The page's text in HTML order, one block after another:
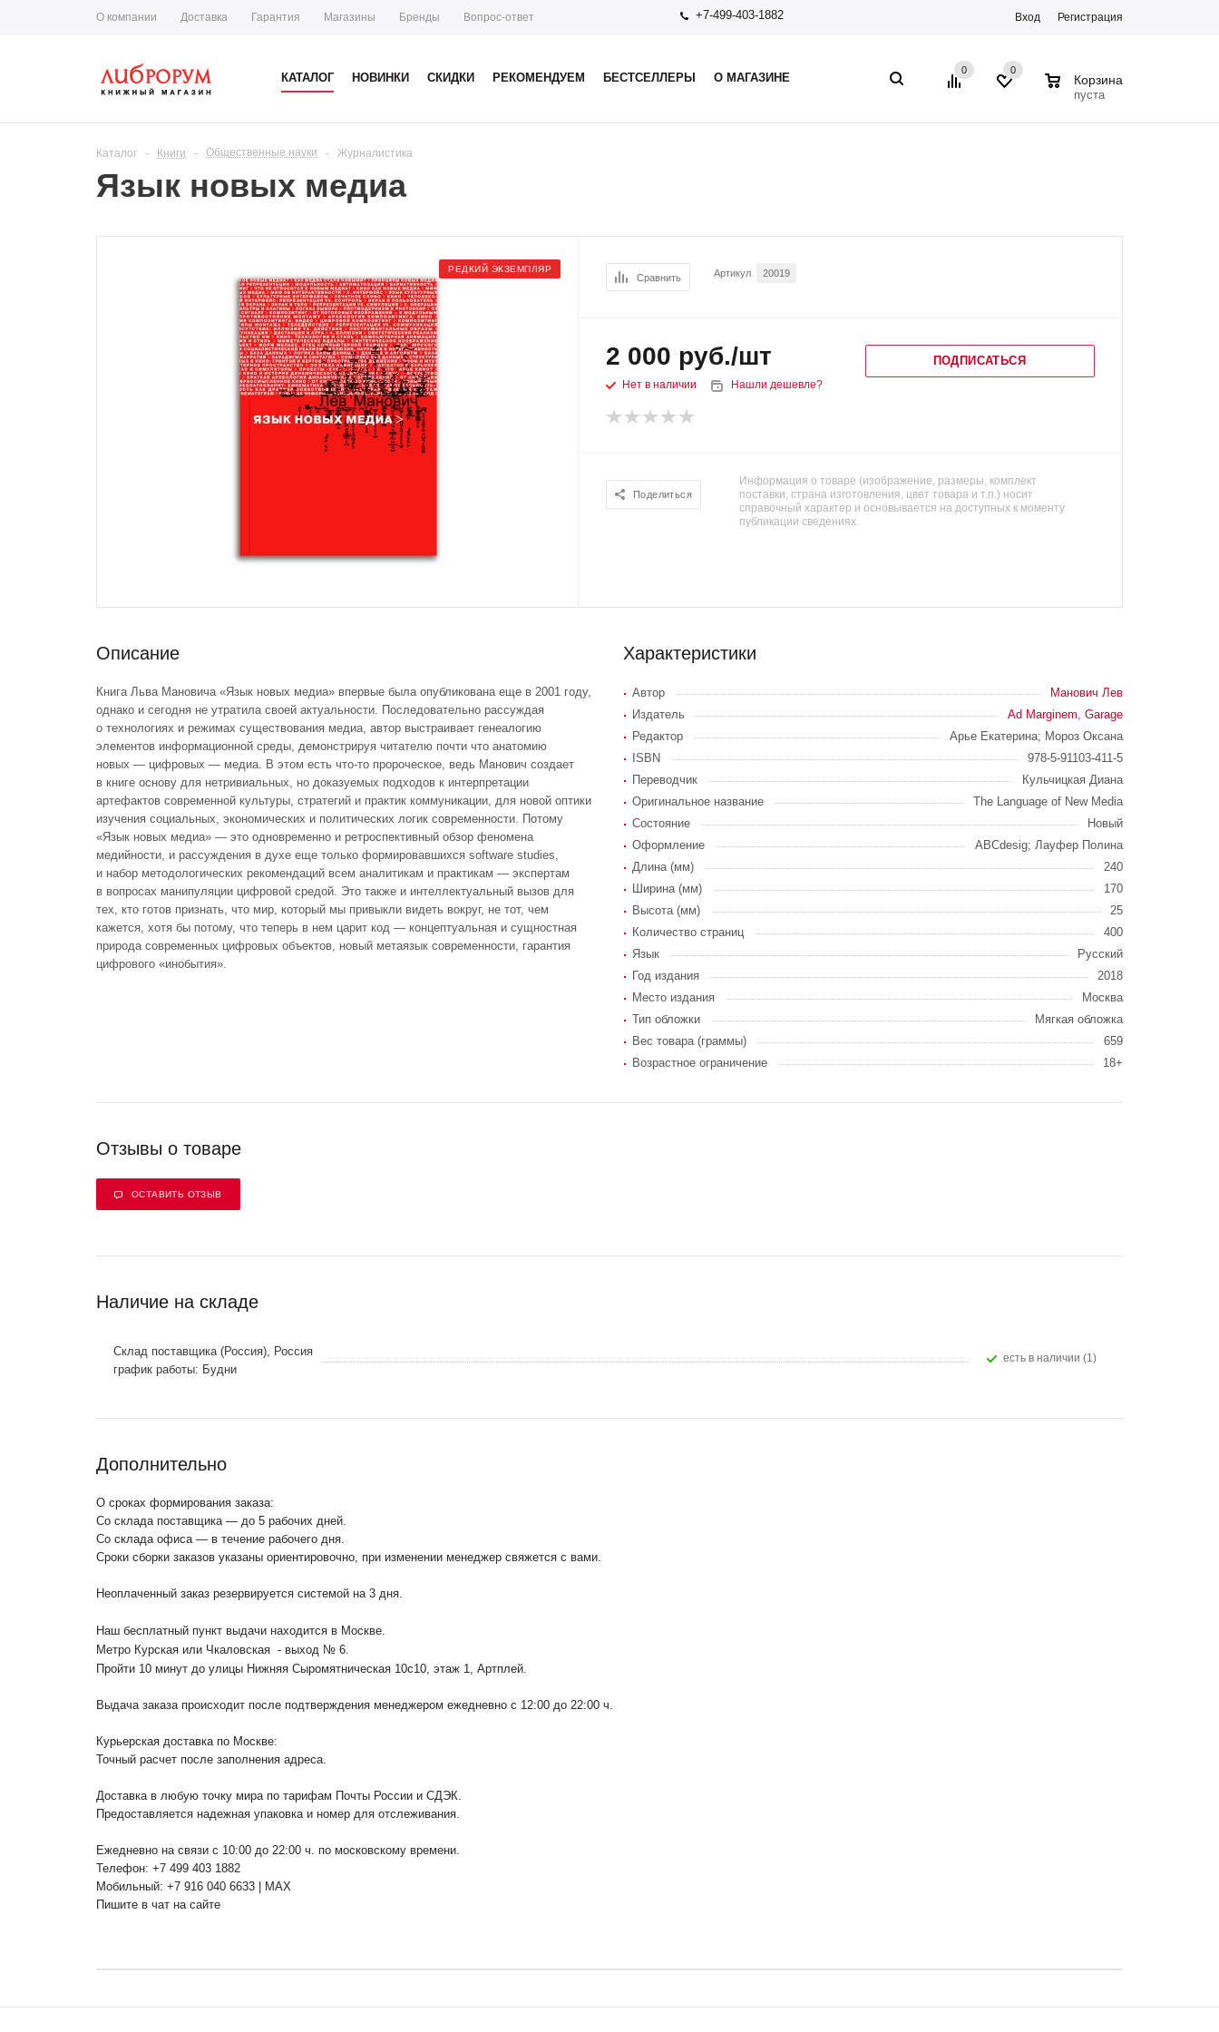
О компании Доставка Гарантия Магазины Бренды Вопрос-ответ +7-499-403-1882 Вход Регистрация
КАТАЛОГ НОВИНКИ СКИДКИ РЕКОМЕНДУЕМ БЕСТСЕЛЛЕРЫ О МАГАЗИНЕ
0 0
Корзина
пуста
Каталог - Книги - Общественные науки - Журналистика
Язык новых медиа
РЕДКИЙ ЭКЗЕМПЛЯР
Сравнить Артикул 20019
2 000 руб./шт
Нет в наличии Нашли дешевле?
ПОДПИСАТЬСЯ
Поделиться
Информация о товаре (изображение, размеры, комплект
поставки, страна изготовления, цвет товара и т.п.) носит
справочный характер и основывается на доступных к моменту
публикации сведениях.
Описание
Книга Льва Мановича «Язык новых медиа» впервые была опубликована еще в 2001 году,
однако и сегодня не утратила своей актуальности. Последовательно рассуждая
о технологиях и режимах существования медиа, автор выстраивает генеалогию
элементов информационной среды, демонстрируя читателю почти что анатомию
новых — цифровых — медиа. В этом есть что-то пророческое, ведь Манович создает
в книге основу для нетривиальных, но доказуемых подходов к интерпретации
артефактов современной культуры, стратегий и практик коммуникации, для новой оптики
изучения социальных, экономических и политических логик современности. Потому
«Язык новых медиа» — это одновременно и ретроспективный обзор феномена
медийности, и рассуждения в духе еще только формировавшихся software studies,
и набор методологических рекомендаций всем аналитикам и практикам — экспертам
в вопросах манипуляции цифровой средой. Это также и интеллектуальный вызов для
тех, кто готов признать, что мир, который мы привыкли видеть вокруг, не тот, чем
кажется, хотя бы потому, что теперь в нем царит код — концептуальная и сущностная
природа современных цифровых объектов, новый метаязык современности, гарантия
цифрового «инобытия».
Характеристики
Автор
Манович Лев
Издатель
Ad Marginem Garage
Редактор
Арье Екатерина; Мороз Оксана
ISBN
978-5-91103-411-5
Переводчик
Кульчицкая Диана
Оригинальное название
The Language of New Media
Состояние
Новый
Оформление
ABCdesig; Лауфер Полина
Длина (мм)
240
Ширина (мм)
170
Высота (мм)
25
Количество страниц
400
Язык
Русский
Год издания
2018
Место издания
Москва
Тип обложки
Мягкая обложка
Вес товара (граммы)
659
Возрастное ограничение
18+
Отзывы о товаре
ОСТАВИТЬ ОТЗЫВ
Наличие на складе
Склад поставщика (Россия), Россия
график работы: Будни
Есть в наличии (1)
Дополнительно
О сроках формирования заказа:
Со склада поставщика — до 5 рабочих дней.
Со склада офиса — в течение рабочего дня.
Сроки сборки заказов указаны ориентировочно, при изменении менеджер свяжется с вами.
Неоплаченный заказ резервируется системой на 3 дня.
Наш бесплатный пункт выдачи находится в Москве.
Метро Курская или Чкаловская - выход № 6.
Пройти 10 минут до улицы Нижняя Сыромятническая 10с10 , этаж 1, Артплей.
Выдача заказа происходит после подтверждения менеджером ежедневно с 12:00 до 22:00 ч.
Курьерская доставка по Москве:
Точный расчет после заполнения адреса.
Доставка в любую точку мира по тарифам Почты России и СДЭК.
Предоставляется надежная упаковка и номер для отслеживания.
Ежедневно на связи с 10:00 до 22:00 ч. по московскому времени.
Телефон: +7 499 403 1882
Мобильный: +7 916 040 6633 | MAX
Пишите в чат на сайте